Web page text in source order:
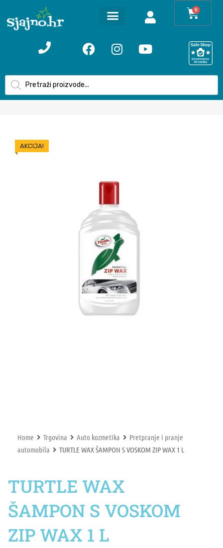
0
Home Trgovina Auto kozmetika
Pretpranje i pranje
automobila
TURTLE WAX ŠAMPON S VOSKOM ZIP WAX 1 L
TURTLE WAX
ŠAMPON S VOSKOM
ZIP WAX 1 L
AKCIJA!